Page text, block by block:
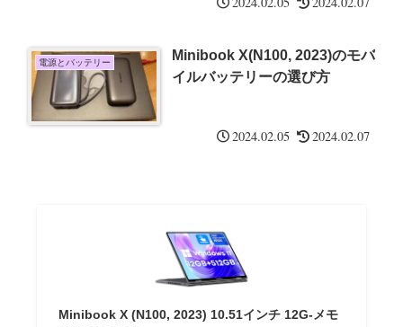
電源とバッテリー
Minibook X(N100, 2023)のモバ
イルバッテリーの選び方
2024.02.05 2024.02.07
Minibook X (N100, 2023) 10.51インチ 12G-メモ